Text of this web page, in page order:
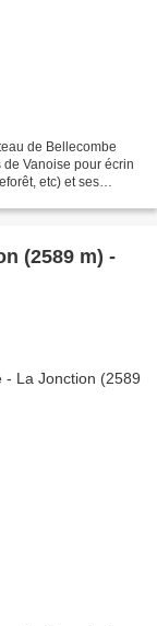
de Bellecombe
Vanoise pour écrin
etc) et ses
(2589 m) -